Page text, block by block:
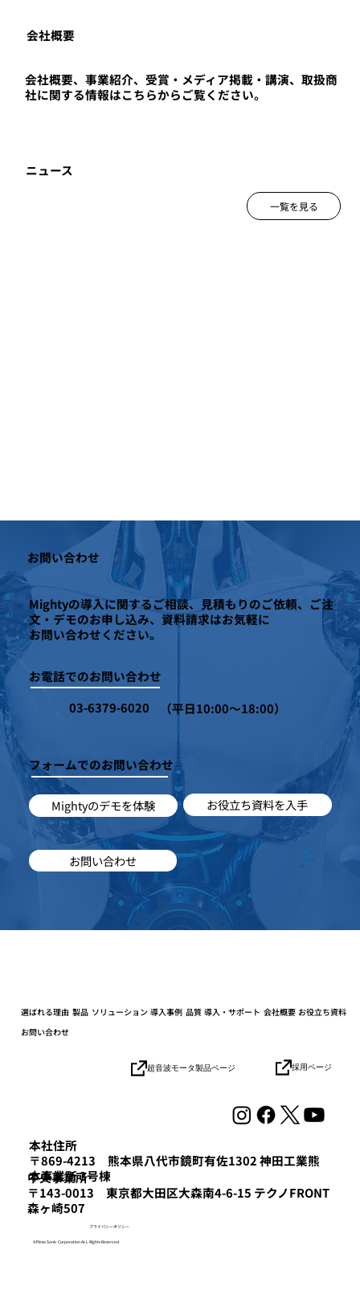
会社概要、事業紹介、受賞・メディア掲載・講演、取扱商
社に関する情報はこちらからご覧ください。
会社概要
ニュース
一覧を見る
お問い合わせ
Mightyの導入に関するご相談、見積もりのご依頼、ご注
文・デモのお申し込み、資料請求はお気軽に
お問い合わせください。
お電話でのお問い合わせ
03-6379-6020
（平日10:00～18:00）
フォームでのお問い合わせ
Mightyのデモを体験 お役立ち資料を入手
お問い合わせ
本社住所
〒869-4213 熊本県八代市鏡町有佐1302 神田工業熊
本事業所 3号棟
​中央事業所
〒143-0013 東京都大田区大森南4-6-15 テクノFRONT
森ヶ崎507
選ばれる理由 製品 ソリューション 導入事例 品質 導入・サポート 会社概要 お役立ち資料
お問い合わせ
超音波モータ製品ページ 採用ページ
プライバシーポリシー
©Piezo Sonic Corporation ALL Rights Reserved.